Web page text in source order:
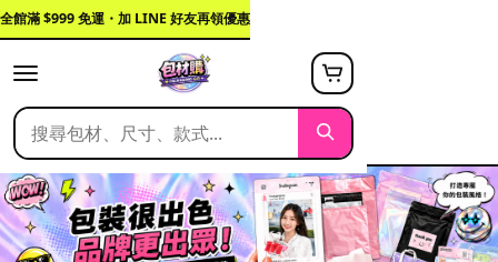
全館滿 $999 免運・加 LINE 好友再領優惠